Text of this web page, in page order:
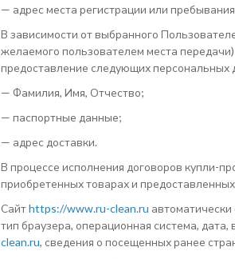
— адрес места регистрации или
В зависимости от выбранного
желаемого пользователем места
предоставление следующих персональных
— Фамилия, Имя, Отчество;
— паспортные данные;
— адрес доставки.
В процессе исполнения договоров купли-
приобретенных товарах и
Сайтhttps://www.ru-clean.ru
тип браузера, операционная система,
clean.ru, сведения о посещенных ранее